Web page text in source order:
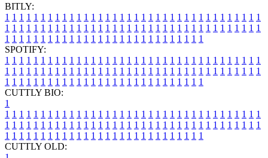
BITLY:
1 1 1 1 1 1 1 1 1 1 1 1 1 1 1 1 1 1 1 1 1 1 1 1 1 1 1 1 1 1 1 1 1 1 1 1
1 1 1 1 1 1 1 1 1 1 1 1 1 1 1 1 1 1 1 1 1 1 1 1 1 1 1 1 1 1 1 1 1 1 1 1
1 1 1 1 1 1 1 1 1 1 1 1 1 1 1 1 1 1 1 1 1 1 1 1 1 1 1 1
SPOTIFY:
1 1 1 1 1 1 1 1 1 1 1 1 1 1 1 1 1 1 1 1 1 1 1 1 1 1 1 1 1 1 1 1 1 1 1 1
1 1 1 1 1 1 1 1 1 1 1 1 1 1 1 1 1 1 1 1 1 1 1 1 1 1 1 1 1 1 1 1 1 1 1 1
1 1 1 1 1 1 1 1 1 1 1 1 1 1 1 1 1 1 1 1 1 1 1 1 1 1 1 1
CUTTLY BIO:
1
1 1 1 1 1 1 1 1 1 1 1 1 1 1 1 1 1 1 1 1 1 1 1 1 1 1 1 1 1 1 1 1 1 1 1 1
1 1 1 1 1 1 1 1 1 1 1 1 1 1 1 1 1 1 1 1 1 1 1 1 1 1 1 1 1 1 1 1 1 1 1 1
1 1 1 1 1 1 1 1 1 1 1 1 1 1 1 1 1 1 1 1 1 1 1 1 1 1 1 1
CUTTLY OLD: